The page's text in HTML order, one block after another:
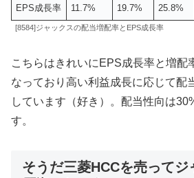
EPS成長率 11.7% 19.7% 25.8%
[8584]ジャックスの配当増配率とEPS成長率
こちらはきれいにEPS成長率と増配
なっており高い利益成長に応じて配
しています（好き）。配当性向は
す。
そうだ三菱HCCを売ってジ